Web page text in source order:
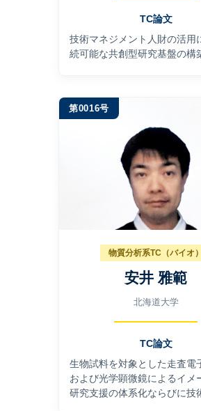
TC論文
技術マネジメント⼈財の活⽤
続可能な共創型研究基盤の構
第0016号
物質分析系TC（バイオ）
安井 雅範
北海道大学
TC論文
⽣物試料を対象とした⾛査電
および光学顕微鏡によるイメ
研究⽀援の体系化ならびに技